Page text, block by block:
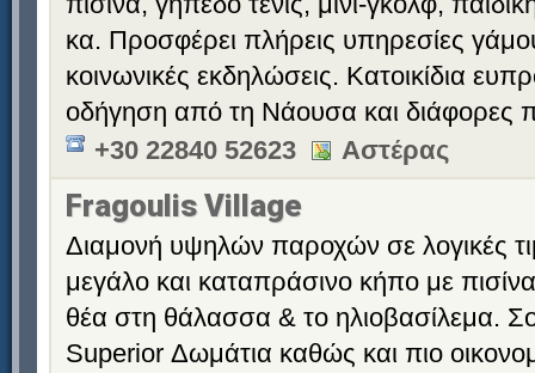
κα. Προσφέρει πλήρεις υπηρεσίες γάμου
κοινωνικές εκδηλώσεις. Κατοικίδια
οδήγηση από τη Νάουσα και διάφορες
+30 22840 52623
Αστέρας
Fragoulis Village
Διαμονή υψηλών παροχών σε λογικές
μεγάλο και καταπράσινο κήπο με
θέα στη θάλασσα & το ηλιοβασίλεμα.
Superior Δωμάτια καθώς και πιο